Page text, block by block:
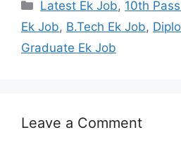
Latest Ek Job, 10th
Ek Job, B.Tech Ek Job,
Graduate Ek Job
Leave a Comment